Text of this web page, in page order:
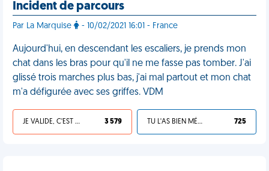
Incident de parcours
Par La Marquise - 10/02/2021 16:01 - France
Aujourd'hui, en descendant les escaliers, je prends mon
chat dans les bras pour qu'il ne me fasse pas tomber. J'ai
glissé trois marches plus bas, j'ai mal partout et mon chat
m'a défigurée avec ses griffes. VDM
JE VALIDE, C'EST UNE VDM 3 579 TU L'AS BIEN MÉRITÉ 725